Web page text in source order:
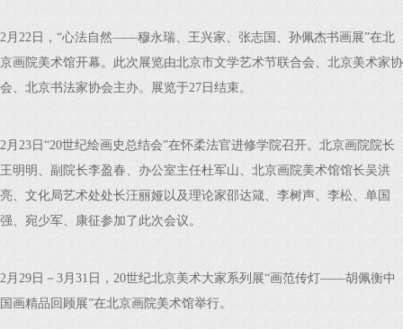
2月22日，“心法自然——穆永瑞、王兴家、张志国、孙佩杰书画展”在北
京画院美术馆开幕。此次展览由北京市文学艺术节联合会、北京美术家协
会、北京书法家协会主办。展览于27日结束。
2月23日“20世纪绘画史总结会”在怀柔法官进修学院召开。北京画院院长
王明明、副院长李盈春、办公室主任杜军山、北京画院美术馆馆长吴洪
亮、文化局艺术处处长汪丽娅以及理论家邵达箴、李树声、李松、单国
强、宛少军、康征参加了此次会议。
2月29日－3月31日，20世纪北京美术大家系列展“画范传灯——胡佩衡中
国画精品回顾展”在北京画院美术馆举行。